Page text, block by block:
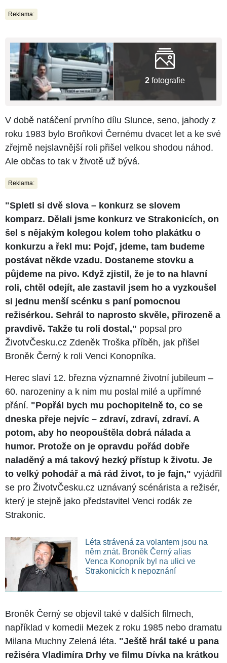
Reklama:
2 fotografie
V době natáčení prvního dílu Slunce, seno, jahody z
roku 1983 bylo Broňkovi Černému dvacet let a ke své
zřejmě nejslavnější roli přišel velkou shodou náhod.
Ale občas to tak v životě už bývá.
Reklama:
"Spletl si dvě slova – konkurz se slovem
komparz. Dělali jsme konkurz ve Strakonicích, on
šel s nějakým kolegou kolem toho plakátku o
konkurzu a řekl mu: Pojď, jdeme, tam budeme
postávat někde vzadu. Dostaneme stovku a
půjdeme na pivo. Když zjistil, že je to na hlavní
roli, chtěl odejít, ale zastavil jsem ho a vyzkoušel
si jednu menší scénku s paní pomocnou
režisérkou. Sehrál to naprosto skvěle, přirozeně a
pravdivě. Takže tu roli dostal," popsal pro
ŽivotvČesku.cz Zdeněk Troška příběh, jak přišel
Broněk Černý k roli Venci Konopníka.
Herec slaví 12. března významné životní jubileum –
60. narozeniny a k nim mu poslal milé a upřímné
přání. "Popřál bych mu pochopitelně to, co se
dneska přeje nejvíc – zdraví, zdraví, zdraví. A
potom, aby ho neopouštěla dobrá nálada a
humor. Protože on je opravdu pořád dobře
naladěný a má takový hezký přístup k životu. Je
to velký pohodář a má rád život, to je fajn," vyjádřil
se pro ŽivotvČesku.cz uznávaný scénárista a režisér,
který je stejně jako představitel Venci rodák ze
Strakonic.
Léta strávená za volantem jsou na
něm znát. Broněk Černý alias
Venca Konopník byl na ulici ve
Strakonicích k nepoznání
Broněk Černý se objevil také v dalších filmech,
například v komedii Mezek z roku 1985 nebo dramatu
Milana Muchny Zelená léta. "Ještě hrál také u pana
režiséra Vladimíra Drhy ve filmu Dívka na krátkou